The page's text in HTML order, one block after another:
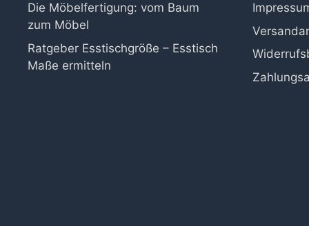
Die Möbelfertigung: vom Baum
zum Möbel
Ratgeber Esstischgröße – Esstisch
Maße ermitteln